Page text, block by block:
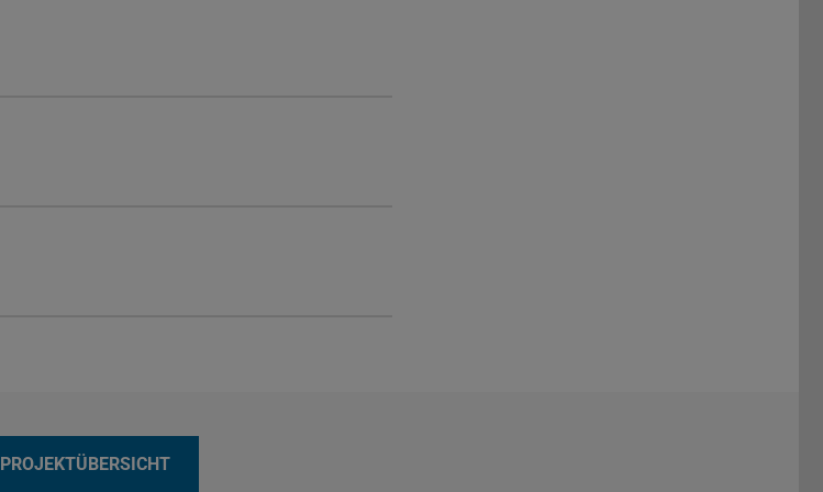
PROJEKTÜBERSICHT